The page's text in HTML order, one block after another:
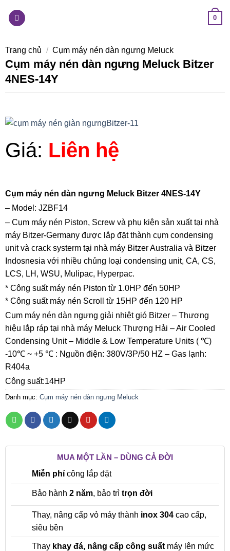
0
Trang chủ / Cụm máy nén dàn ngưng Meluck
Cụm máy nén dàn ngưng Meluck Bitzer
4NES-14Y
Giá: Liên hệ
Cụm máy nén dàn ngưng Meluck Bitzer 4NES-14Y
– Model: JZBF14
– Cụm máy nén Piston, Screw và phụ kiện sản xuất tại nhà
máy Bitzer-Germany được lắp đặt thành cụm condensing
unit và crack systerm tại nhà máy Bitzer Australia và Bitzer
Indosnesia với nhiều chủng loại condensing unit, CA, CS,
LCS, LH, WSU, Mulipac, Hyperpac.
* Công suất máy nén Piston từ 1.0HP đến 50HP
* Công suất máy nén Scroll từ 15HP đến 120 HP
Cụm máy nén dàn ngưng giải nhiệt gió Bitzer – Thương
hiệu lắp ráp tại nhà máy Meluck Thượng Hải – Air Cooled
Condensing Unit – Middle & Low Temperature Units ( ℃)
-10℃ ~ +5 ℃ : Nguồn điện: 380V/3P/50 HZ – Gas lạnh:
R404a
Công suất:14HP
Danh mục: Cụm máy nén dàn ngưng Meluck
MUA MỘT LẦN – DÙNG CẢ ĐỜI
Miễn phícông lắp đặt
Bảo hành 2 năm, bảo trì trọn đời
Thay, nâng cấp vỏ máy thành inox 304cao cấp,
siêu bền
Thay khay đá, nâng cấp công suấtmáy lên mức